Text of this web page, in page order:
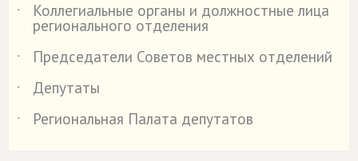
˙ Коллегиальные органы и должностные лица
регионального отделения
˙
Председатели Советов местных отделений
˙
Депутаты
˙
Региональная Палата депутатов